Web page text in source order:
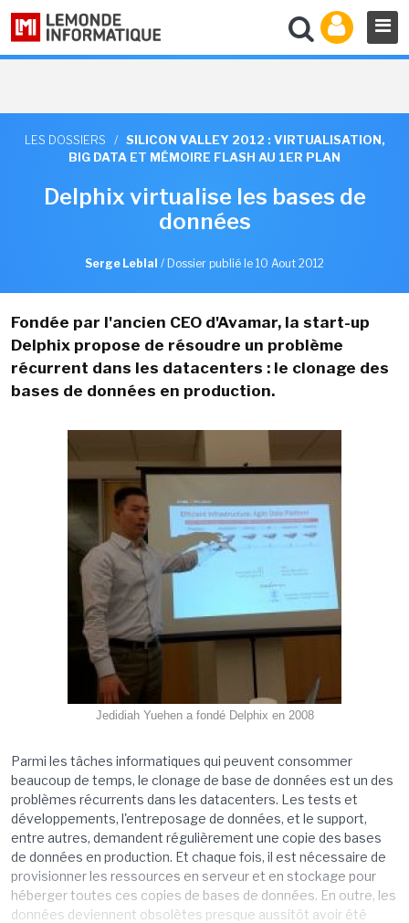
LES DOSSIERS / SILICON VALLEY 2012 : VIRTUALISATION,
BIG DATA ET MÉMOIRE FLASH AU 1ER PLAN
Delphix virtualise les bases de
données
Serge Leblal / Dossier publié le 10 Aout 2012
Fondée par l'ancien CEO d'Avamar, la start-up
Delphix propose de résoudre un problème
récurrent dans les datacenters : le clonage des
bases de données en production.
Jedidiah Yuehen a fondé Delphix en 2008
Parmi les tâches informatiques qui peuvent consommer
beaucoup de temps, le clonage de base de données est un des
problèmes récurrents dans les datacenters. Les tests et
développements, l'entreposage de données, et le support,
entre autres, demandent régulièrement une copie des bases
de données en production. Et chaque fois, il est nécessaire de
provisionner les ressources en serveur et en stockage pour
héberger toutes ces copies de bases de données. En outre, les
données deviennent obsolètes presque aussitôt avoir été